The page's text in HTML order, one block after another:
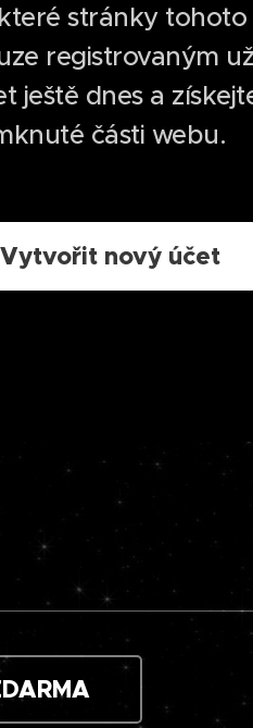
stránky
registrovaným
ještě dnes a
části webu.
Vytvořit nový účet